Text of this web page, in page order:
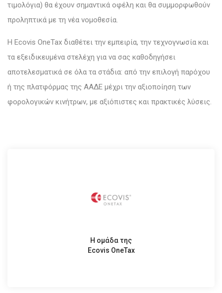
τιμολόγια) θα έχουν σημαντικά οφέλη και θα συμμορφωθούν
προληπτικά με τη νέα νομοθεσία.
Η Ecovis OneTax διαθέτει την εμπειρία, την τεχνογνωσία και
τα εξειδικευμένα στελέχη για να σας καθοδηγήσει
αποτελεσματικά σε όλα τα στάδια: από την επιλογή παρόχου
ή της πλατφόρμας της ΑΑΔΕ μέχρι την αξιοποίηση των
φορολογικών κινήτρων, με αξιόπιστες και πρακτικές λύσεις.
Η ομάδα της
Ecovis OneTax